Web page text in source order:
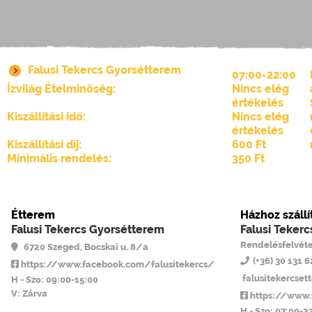
Falusi Tekercs Gyorsétterem 07:00-22:00
Ízvilág Ételminőség:
Nincs elég
értékelés
Kiszállítási idő:
Nincs elég
értékelés
Kiszállítási díj:
600 Ft
Minimális rendelés:
350 Ft
Étterem
Falusi Tekercs Gyorsétterem
6720 Szeged, Bocskai u. 8/a
https://www.facebook.com/falusitekercs/
H - Szo: 09:00-15:00
V: Zárva
Házhoz
Falusi
(+36) 30 131
https://